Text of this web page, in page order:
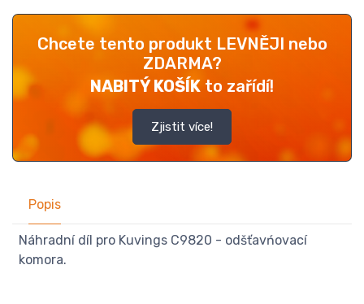
Chcete tento produkt LEVNĚJI nebo
ZDARMA?
NABITÝ KOŠÍK to zařídí!
Zjistit více!
Popis
Náhradní díl pro Kuvings C9820 - odšťavńovací
komora.